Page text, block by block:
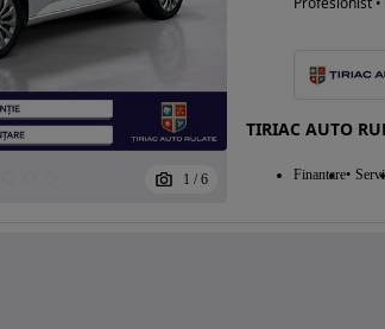
1 / 6
TIRIAC AUTO
Finantare